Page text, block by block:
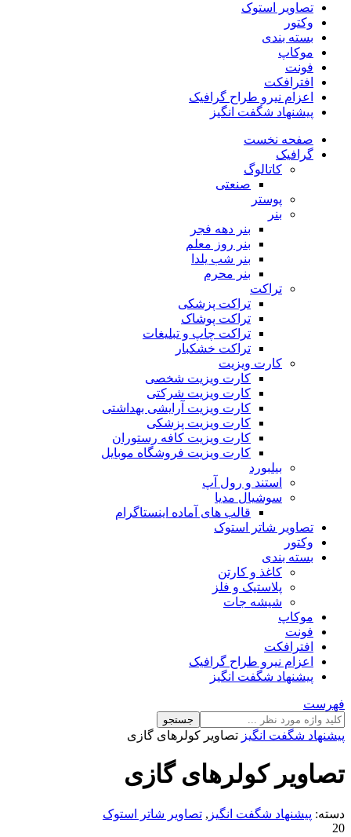
تصاویر استوک
وکتور
بسته بندی
موکاپ
فونت
افترافکت
اعزام نیرو طراح گرافیک
پیشنهاد شگفت انگیز
صفحه نخست
گرافیک
کاتالوگ
صنعتی
پوستر
بنر
بنر دهه فجر
بنر روز معلم
بنر شب یلدا
بنر محرم
تراکت
تراکت پزشکی
تراکت پوشاک
تراکت چاپ و تبلیغات
تراکت خشکبار
کارت ویزیت
کارت ویزیت شخصی
کارت ویزیت شرکتی
کارت ویزیت آرایشی بهداشتی
کارت ویزیت پزشکی
کارت ویزیت کافه رستوران
کارت ویزیت فروشگاه موبایل
بیلبورد
استند و رول آپ
سوشیال مدیا
قالب های آماده اینستاگرام
تصاویر شاتر استوک
وکتور
بسته بندی
کاغذ و کارتن
پلاستیک و فلز
شیشه جات
موکاپ
فونت
افترافکت
اعزام نیرو طراح گرافیک
پیشنهاد شگفت انگیز
فهرست
جستجو
پیشنهاد شگفت انگیز تصاویر کولرهای گازی
تصاویر کولرهای گازی
دسته: پیشنهاد شگفت انگیز , تصاویر شاتر استوک
20